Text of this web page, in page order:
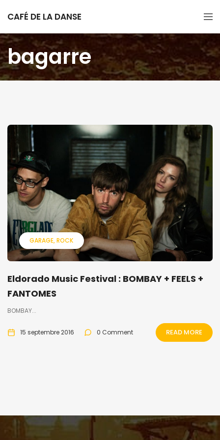
CAFÉ DE LA DANSE
bagarre
GARAGE ROCK
Eldorado Music Festival : BOMBAY + FEELS +
FANTOMES
BOMBAY...
15 septembre 2016 0 Comment READ MORE